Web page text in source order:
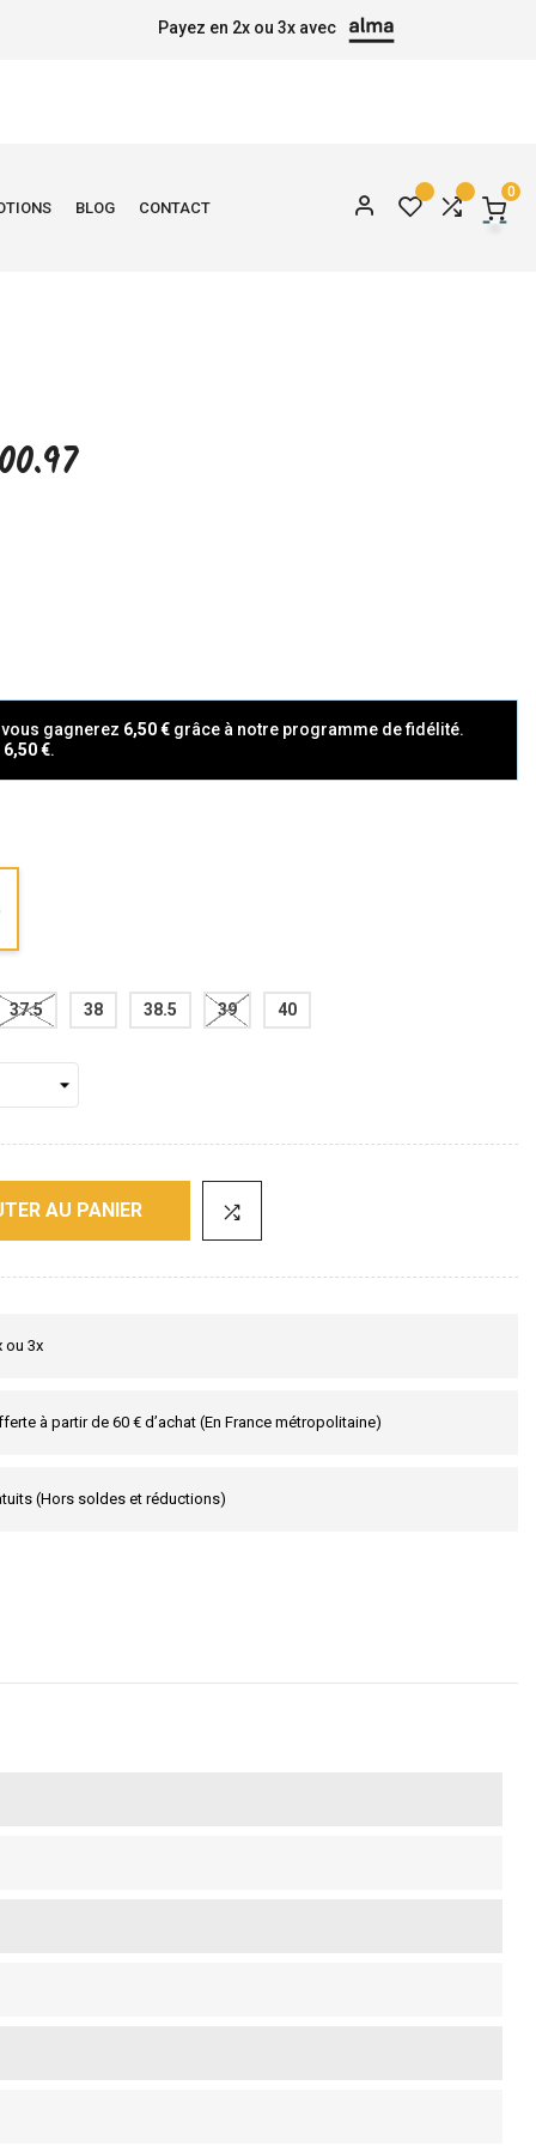
Payez en 2x ou 3x avec
BLOG CONTACT
0
gagnerez 6,50 € grâce à notre programme de fidélité.
6,50 €.
37.5 38 38.5 39 40
AU PANIER
ou 3x
à partir de 60 € d’achat (En France métropolitaine)
(Hors soldes et réductions)